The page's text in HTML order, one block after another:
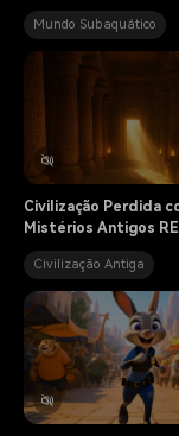
Mundo Subaquático
Civilização Perdida
Mistérios Antigos
Civilização Antiga